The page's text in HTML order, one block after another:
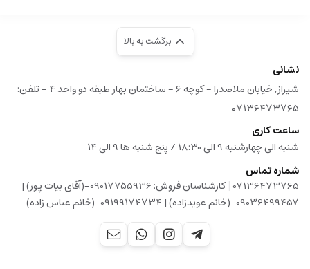
برگشت به بالا
نشانی
شیراز, خیابان ملاصدرا - کوچه 6 - ساختمان بهار طبقه دو واحد 4 - تلفن:
۰۷۱۳۶۴۷۳۷۶۵
ساعت کاری
شنبه الی چهارشنبه 9 الی 18:30 / پنج شنبه ها 9 الی 14
شماره تماس
07136473765
|
کارشناسان فروش: 09017755936-(آقای بیات پور) |
09036499457-(خانم عویدزاده) | 09199174734-(خانم عباس زاده)